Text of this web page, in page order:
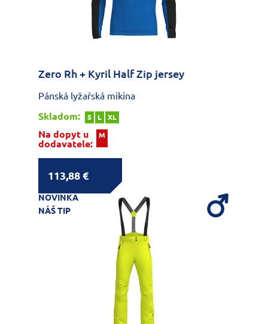
Zero Rh + Kyril Half Zip jersey
Pánská lyžařská mikina
Skladom:
S L XL
Na dopyt u
dodavatele:
M
113,88 €
NOVINKA
NÁŠ TIP